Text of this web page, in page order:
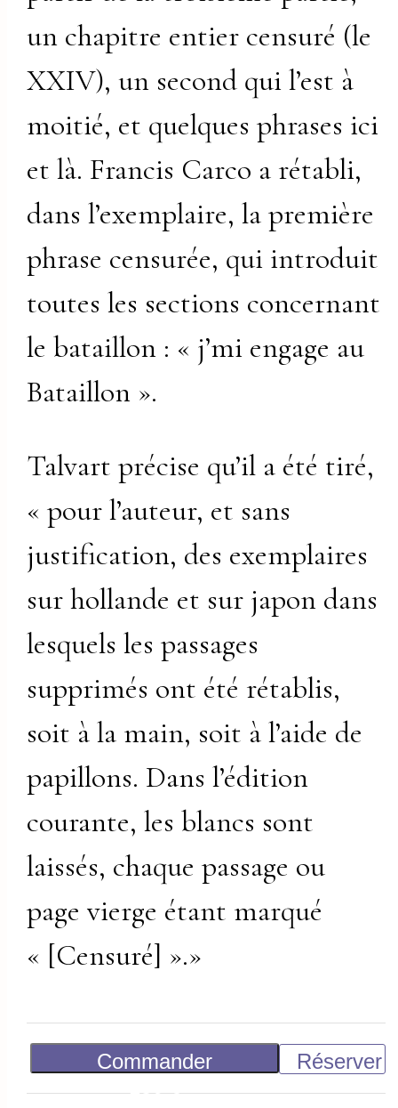
un chapitre entier censuré (le
XXIV), un second qui l’est à
moitié, et quelques phrases ici
et là. Francis Carco a rétabli,
dans l’exemplaire, la première
phrase censurée, qui introduit
toutes les sections concernant
le bataillon : « j’mi engage au
Bataillon ».
Talvart précise qu’il a été tiré,
« pour l’auteur, et sans
justification, des exemplaires
sur hollande et sur japon dans
lesquels les passages
supprimés ont été rétablis,
soit à la main, soit à l’aide de
papillons. Dans l’édition
courante, les blancs sont
laissés, chaque passage ou
page vierge étant marqué
« [Censuré] ».»
Commander
Réserver